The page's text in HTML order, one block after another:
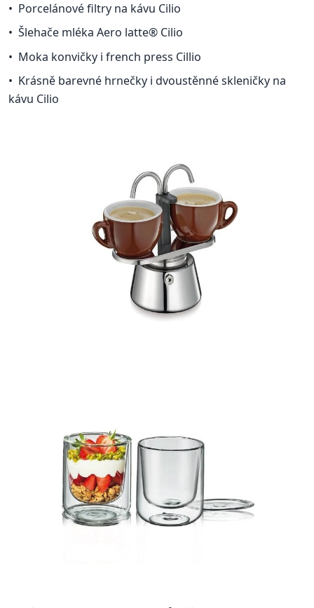
Porcelánové filtry na kávu Cilio
Šlehače mléka Aero latte® Cilio
Moka konvičky i french press Cillio
Krásně barevné hrnečky i dvoustěnné skleničky na
kávu Cilio